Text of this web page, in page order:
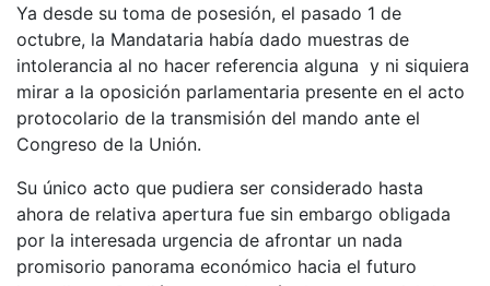
Ya desde su toma de posesión, el pasado 1 de
octubre, la Mandataria había dado muestras de
intolerancia al no hacer referencia alguna y ni siquiera
mirar a la oposición parlamentaria presente en el acto
protocolario de la transmisión del mando ante el
Congreso de la Unión.
Su único acto que pudiera ser considerado hasta
ahora de relativa apertura fue sin embargo obligada
por la interesada urgencia de afrontar un nada
promisorio panorama económico hacia el futuro